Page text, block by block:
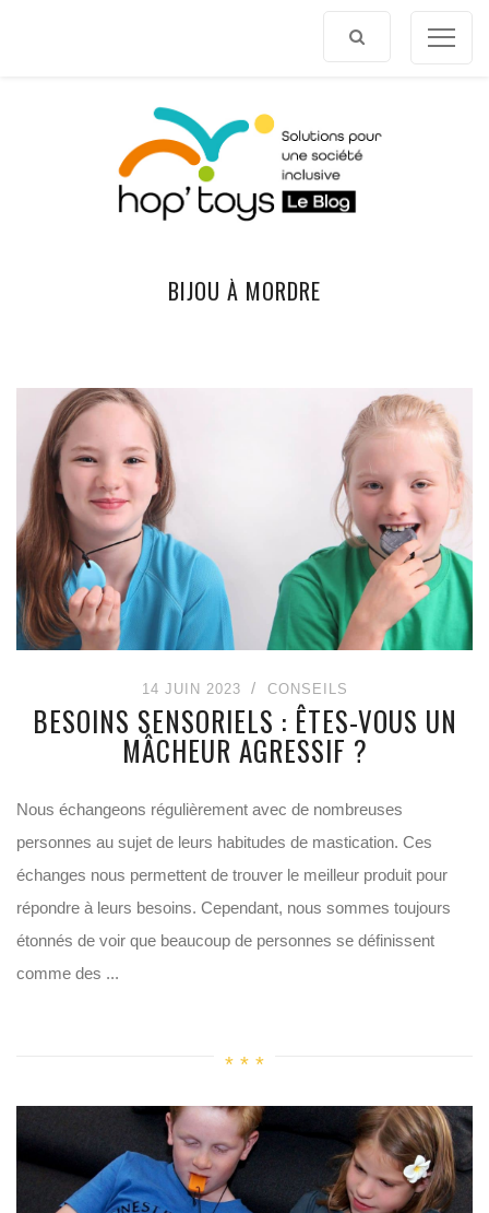
BIJOU À MORDRE
14 JUIN 2023 CONSEILS
BESOINS SENSORIELS : ÊTES-VOUS UN
MÂCHEUR AGRESSIF ?
Nous échangeons régulièrement avec de nombreuses
personnes au sujet de leurs habitudes de mastication. Ces
échanges nous permettent de trouver le meilleur produit pour
répondre à leurs besoins. Cependant, nous sommes toujours
étonnés de voir que beaucoup de personnes se définissent
comme des ...